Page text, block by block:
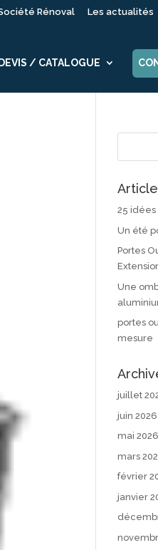
Rénoval Les actualités
/ CATALOGUE
25
Un été
Portes
Une
portes
mesure
juillet
juin 2026
mai 2026
mars
février
janvier